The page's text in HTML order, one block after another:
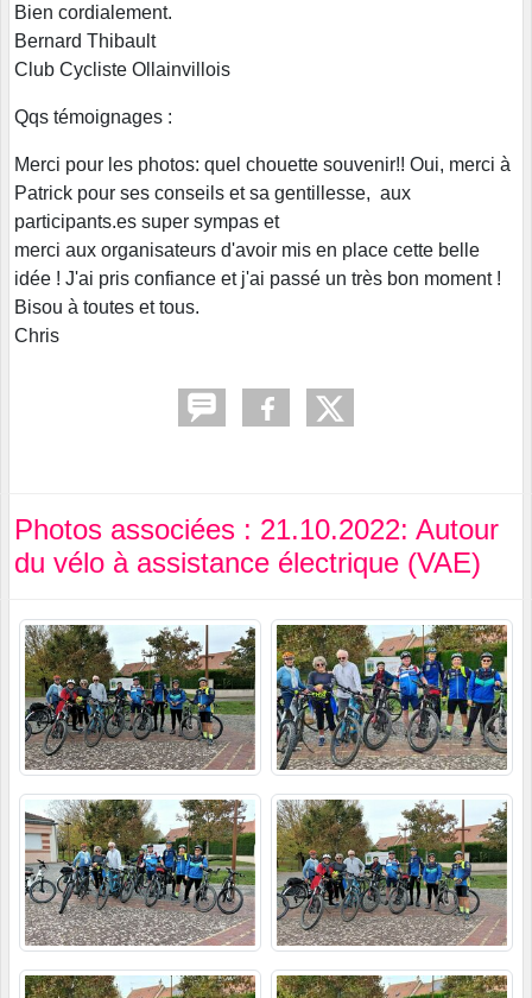
Bien cordialement.
Bernard Thibault
Club Cycliste Ollainvillois
Qqs témoignages :
Merci pour les photos: quel chouette souvenir!! Oui, merci à
Patrick pour ses conseils et sa gentillesse, aux
participants.es super sympas et
merci aux organisateurs d'avoir mis en place cette belle
idée ! J'ai pris confiance et j'ai passé un très bon moment !
Bisou à toutes et tous.
Chris
Photos associées : 21.10.2022: Autour
du vélo à assistance électrique (VAE)